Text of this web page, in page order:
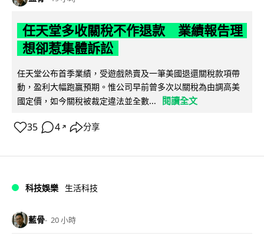
任天堂多收關稅不作退款 業績報告理
想卻惹集體訴訟
任天堂公布首季業績，受遊戲熱賣及一筆美國退還關稅款項帶
動，盈利大幅跑贏預期。惟公司早前曾多次以關稅為由調高美
國定價，如今關稅被裁定違法並全數...
閱讀全文
35 4 ↗ 分享
科技娛樂 生活科技
藍骨 20 小時